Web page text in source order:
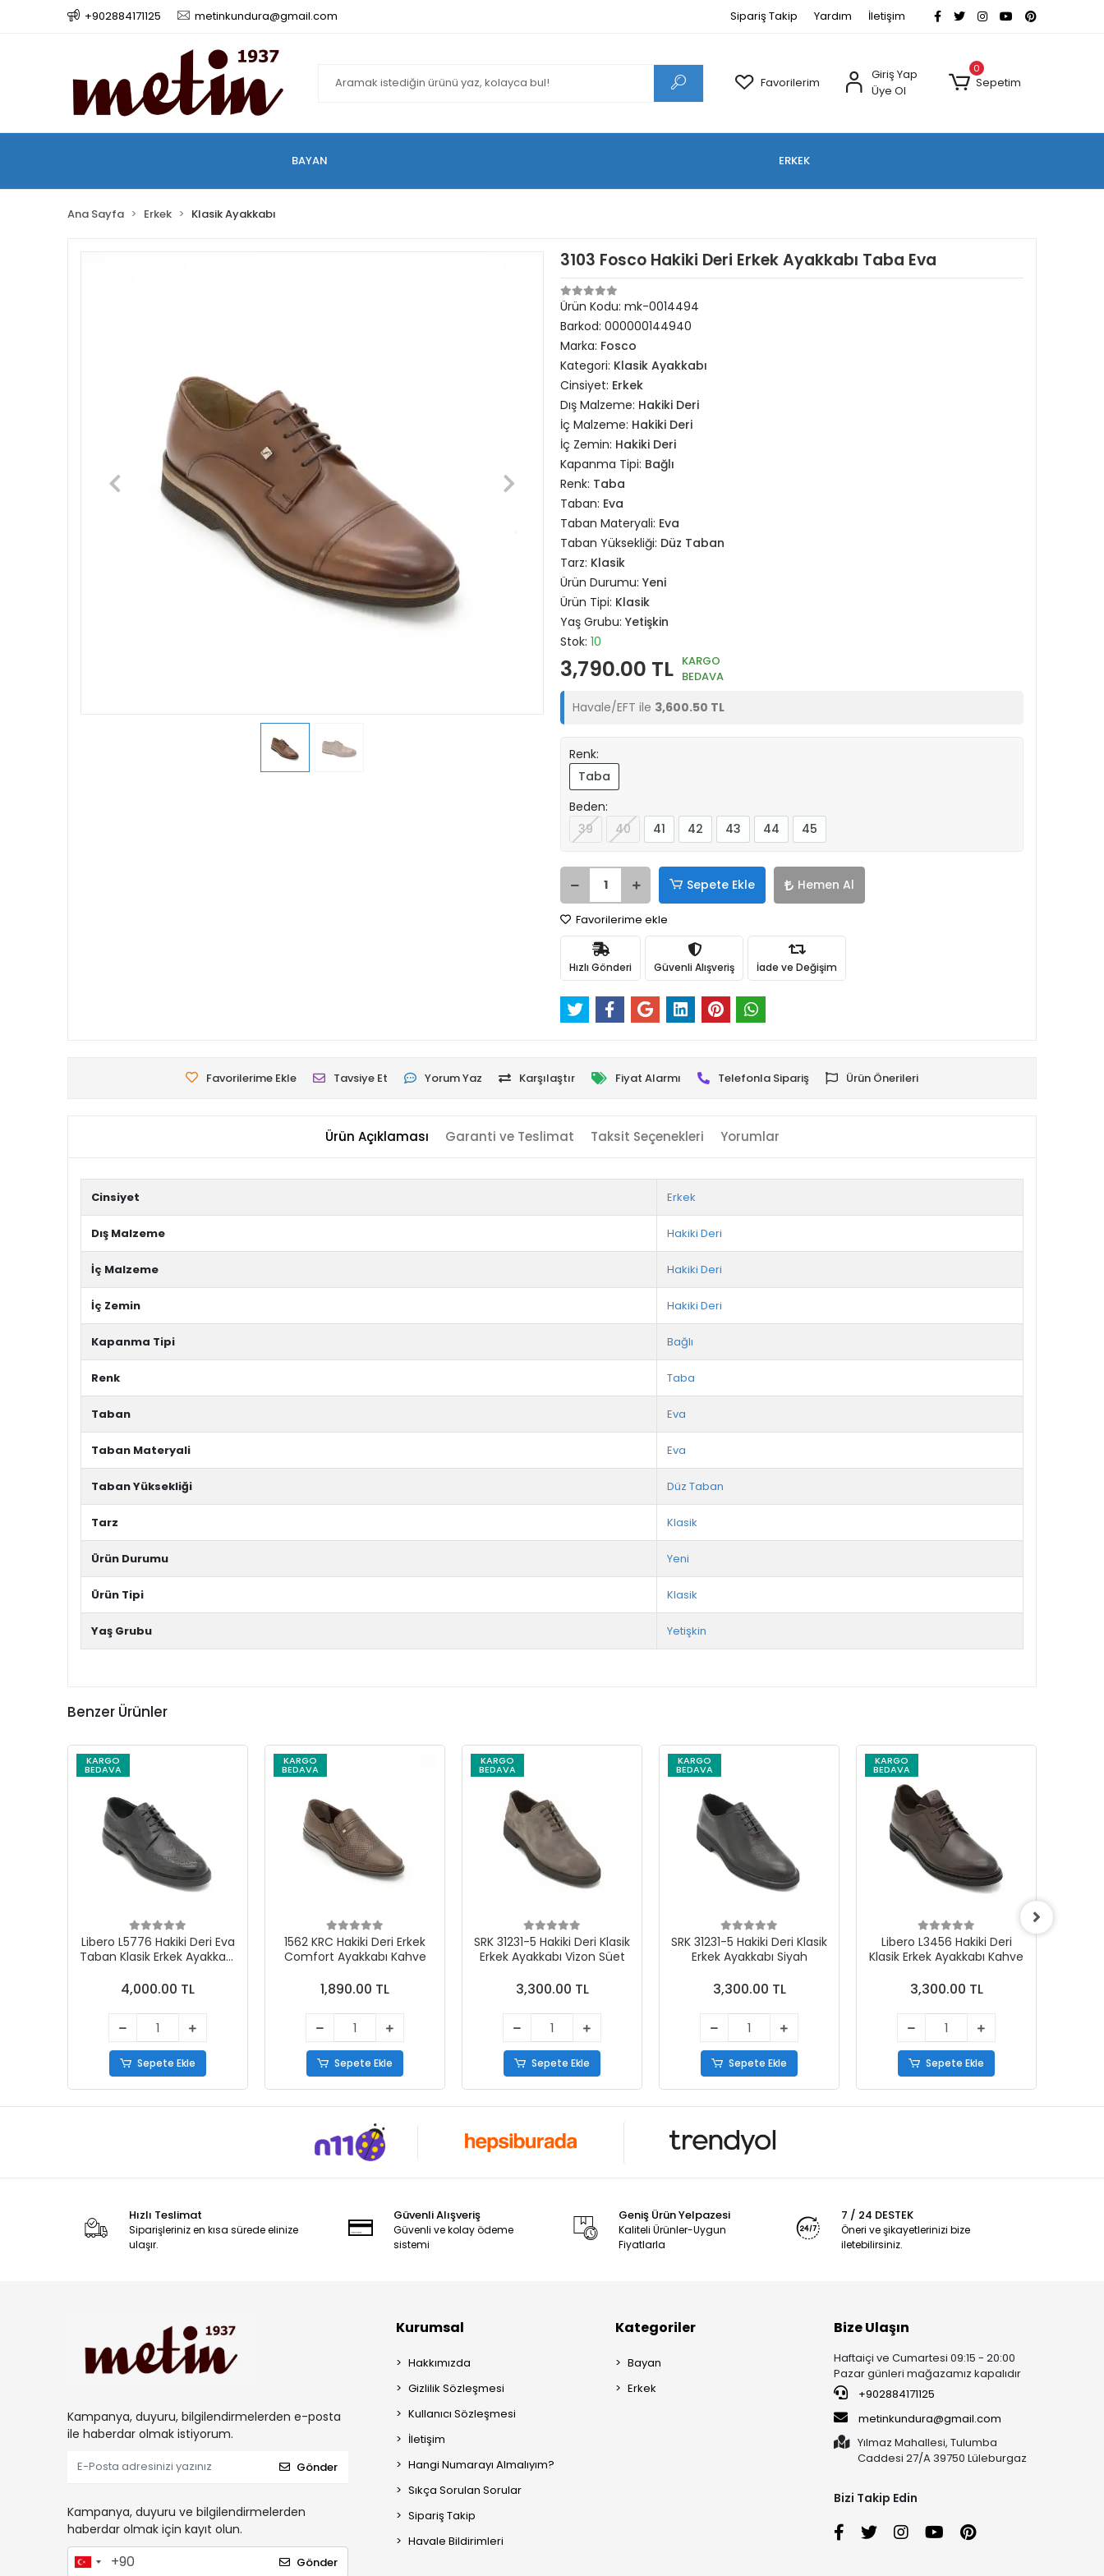
+902884171125 metinkundura@gmail.com Sipariş Takip Yardım İletişim
Favorilerim
Giriş Yap
Üye Ol
0
Sepetim
BAYAN ERKEK
Ana Sayfa Erkek Klasik Ayakkabı
3103 Fosco Hakiki Deri Erkek Ayakkabı Taba Eva
Ürün Kodu: mk-0014494
Barkod: 000000144940
Marka: Fosco
Kategori: Klasik Ayakkabı
Cinsiyet: Erkek
Dış Malzeme: Hakiki Deri
İç Malzeme: Hakiki Deri
İç Zemin: Hakiki Deri
Kapanma Tipi: Bağlı
Renk: Taba
Taban: Eva
Taban Materyali: Eva
Taban Yüksekliği: Düz Taban
Tarz: Klasik
Ürün Durumu: Yeni
Ürün Tipi: Klasik
Yaş Grubu: Yetişkin
Stok: 10
3,790.00 TL KARGO
BEDAVA
Havale/EFT ile 3,600.50 TL
Renk:
Taba
Beden:
39
40 41 42 43 44 45
Sepete Ekle Hemen Al
Favorilerime ekle
Hızlı Gönderi Güvenli Alışveriş İade ve Değişim
Favorilerime Ekle Tavsiye Et Yorum Yaz Karşılaştır Fiyat Alarmı Telefonla Sipariş Ürün Önerileri
Ürün Açıklaması Garanti ve Teslimat Taksit Seçenekleri Yorumlar
Cinsiyet Erkek
Dış Malzeme Hakiki Deri
İç Malzeme Hakiki Deri
İç Zemin Hakiki Deri
Kapanma Tipi Bağlı
Renk Taba
Taban Eva
Taban Materyali Eva
Taban Yüksekliği Düz Taban
Tarz Klasik
Ürün Durumu Yeni
Ürün Tipi Klasik
Yaş Grubu Yetişkin
Benzer Ürünler
KARGO
BEDAVA
Libero L5776 Hakiki Deri Eva
Taban Klasik Erkek Ayakkabı
4,000.00 TL
Sepete Ekle
KARGO
BEDAVA
1562 KRC Hakiki Deri Erkek
Comfort Ayakkabı Kahve
1,890.00 TL
Sepete Ekle
KARGO
BEDAVA
SRK 31231-5 Hakiki Deri Klasik
Erkek Ayakkabı Vizon Süet
3,300.00 TL
Sepete Ekle
KARGO
BEDAVA
SRK 31231-5 Hakiki Deri Klasik
Erkek Ayakkabı Siyah
3,300.00 TL
Sepete Ekle
KARGO
BEDAVA
Libero L3456 Hakiki Deri
Klasik Erkek Ayakkabı Kahve
3,300.00 TL
Sepete Ekle
Hızlı Teslimat
Siparişleriniz en kısa sürede elinize
ulaşır.
Güvenli Alışveriş
Güvenli ve kolay ödeme
sistemi
Geniş Ürün Yelpazesi
Kaliteli Ürünler-Uygun
Fiyatlarla
7 / 24 DESTEK
Öneri ve şikayetlerinizi bize
iletebilirsiniz.
Kampanya, duyuru, bilgilendirmelerden e-posta
ile haberdar olmak istiyorum.
Gönder
Kampanya, duyuru ve bilgilendirmelerden
haberdar olmak için kayıt olun.
Gönder
Kurumsal
Hakkımızda
Gizlilik Sözleşmesi
Kullanıcı Sözleşmesi
İletişim
Hangi Numarayı Almalıyım?
Sıkça Sorulan Sorular
Sipariş Takip
Havale Bildirimleri
Kategoriler
Bayan
Erkek
Bize Ulaşın
Haftaiçi ve Cumartesi 09:15 - 20:00
Pazar günleri mağazamız kapalıdır
+902884171125
metinkundura@gmail.com
Yılmaz Mahallesi, Tulumba
Caddesi 27/A 39750 Lüleburgaz
Bizi Takip Edin